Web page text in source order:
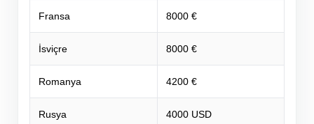
Fransa 8000 €
İsviçre 8000 €
Romanya 4200 €
Rusya 4000 USD